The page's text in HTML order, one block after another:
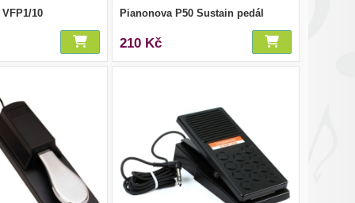
10 Pianonova P50 Sustain pedál
210 Kč